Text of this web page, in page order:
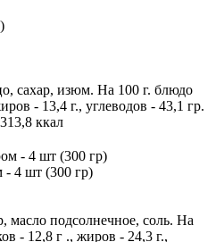
сахар, изюм. На 100 г. блюдо
- 13,4 г., углеводов - 43,1 гр.
ккал
- 4 шт (300 гр)
масло подсолнечное, соль. На
- 12,8 г ., жиров - 24,3 г.,